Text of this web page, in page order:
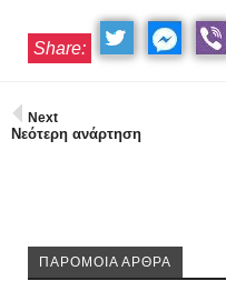
Share:
Next
Νεότερη ανάρτηση
ΠΑΡΟΜΟΙΑ ΑΡΘΡΑ